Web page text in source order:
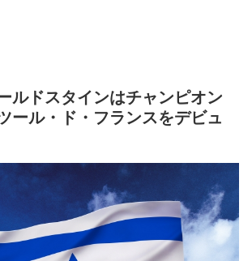
ルドスタインはチャンピオン
ール・ド・フランスをデビュ